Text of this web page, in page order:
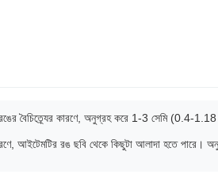
বৈচিত্র্যের কারণে, অনুগ্রহ করে 1-3 সেমি (0.4-
আইটেমটির রঙ ছবি থেকে কিছুটা আলাদা হতে পারে।